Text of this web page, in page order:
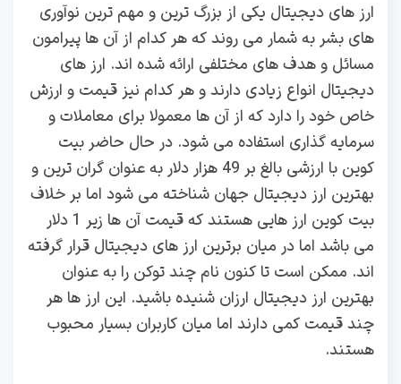
ارز های دیجیتال یکی از بزرگ ترین و مهم ترین نوآوری
های بشر به شمار می روند که هر کدام از آن ها پیرامون
مسائل و هدف های مختلفی ارائه شده اند. ارز های
دیجیتال انواع زیادی دارند و هر کدام نیز قیمت و ارزش
خاص خود را دارد که از آن ها معمولا برای معاملات و
سرمایه گذاری استفاده می شود. در حال حاضر بیت
کوین با ارزشی بالغ بر 49 هزار دلار به عنوان گران ترین و
بهترین ارز دیجیتال جهان شناخته می شود اما بر خلاف
بیت کوین ارز هایی هستند که قیمت آن ها زیر 1 دلار
می باشد اما در میان برترین ارز های دیجیتال قرار گرفته
اند. ممکن است تا کنون نام چند توکن را به عنوان
بهترین ارز دیجیتال ارزان شنیده باشید. این ارز ها هر
چند قیمت کمی دارند اما میان کاربران بسیار محبوب
هستند.